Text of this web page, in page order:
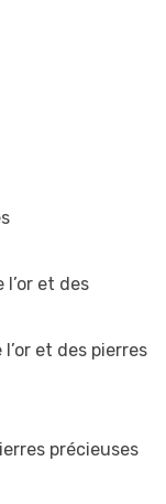
et des
et des pierres
précieuses